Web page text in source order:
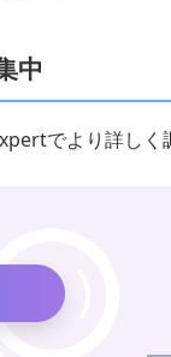
中
でより詳しく